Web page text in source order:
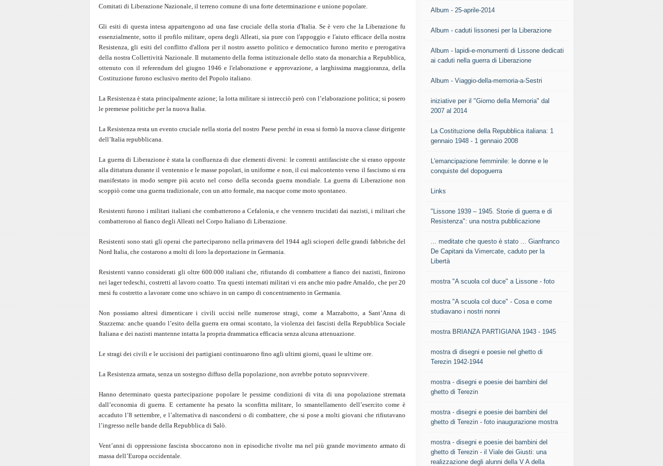
Comitati di Liberazione Nazionale, il terreno comune di una forte determinazione e unione popolare.
Gli esiti di questa intesa appartengono ad una fase cruciale della storia d'Italia. Se è vero che la Liberazione fu
essenzialmente, sotto il profilo militare, opera degli Alleati, sia pure con l'appoggio e l'aiuto efficace della nostra
Resistenza, gli esiti del conflitto d'allora per il nostro assetto politico e democratico furono merito e prerogativa
della nostra Collettività Nazionale. Il mutamento della forma istituzionale dello stato da monarchia a Repubblica,
ottenuto con il referendum del giugno 1946 e l'elaborazione e approvazione, a larghissima maggioranza, della
Costituzione furono esclusivo merito del Popolo italiano.
La Resistenza è stata principalmente azione; la lotta militare si intrecciò però con l’elaborazione politica; si posero
le premesse politiche per la nuova Italia.
La Resistenza resta un evento cruciale nella storia del nostro Paese perché in essa si formò la nuova classe dirigente
dell’Italia repubblicana.
La guerra di Liberazione è stata la confluenza di due elementi diversi: le correnti antifasciste che si erano opposte
alla dittatura durante il ventennio e le masse popolari, in uniforme e non, il cui malcontento verso il fascismo si era
manifestato in modo sempre più acuto nel corso della seconda guerra mondiale. La guerra di Liberazione non
scoppiò come una guerra tradizionale, con un atto formale, ma nacque come moto spontaneo.
Resistenti furono i militari italiani che combatterono a Cefalonia, e che vennero trucidati dai nazisti, i militari che
combatterono al fianco degli Alleati nel Corpo Italiano di Liberazione.
Resistenti sono stati gli operai che parteciparono nella primavera del 1944 agli scioperi delle grandi fabbriche del
Nord Italia, che costarono a molti di loro la deportazione in Germania.
Resistenti vanno considerati gli oltre 600.000 italiani che, rifiutando di combattere a fianco dei nazisti, finirono
nei lager tedeschi, costretti al lavoro coatto. Tra questi internati militari vi era anche mio padre Arnaldo, che per 20
mesi fu costretto a lavorare come uno schiavo in un campo di concentramento in Germania.
Non possiamo altresì dimenticare i civili uccisi nelle numerose stragi, come a Marzabotto, a Sant’Anna di
Stazzema: anche quando l’esito della guerra era ormai scontato, la violenza dei fascisti della Repubblica Sociale
Italiana e dei nazisti mantenne intatta la propria drammatica efficacia senza alcuna attenuazione.
Le stragi dei civili e le uccisioni dei partigiani continuarono fino agli ultimi giorni, quasi le ultime ore.
La Resistenza armata, senza un sostegno diffuso della popolazione, non avrebbe potuto sopravvivere.
Hanno determinato questa partecipazione popolare le pessime condizioni di vita di una popolazione stremata
dall’economia di guerra. E certamente ha pesato la sconfitta militare, lo smantellamento dell’esercito come è
accaduto l’8 settembre, e l’alternativa di nascondersi o di combattere, che si pose a molti giovani che rifiutavano
l’ingresso nelle bande della Repubblica di Salò.
Vent’anni di oppressione fascista sboccarono non in episodiche rivolte ma nel più grande movimento armato di
massa dell’Europa occidentale.
Album - 25-aprile-2014
Album - caduti lissonesi per la Liberazione
Album - lapidi-e-monumenti di Lissone dedicati
ai caduti nella guerra di Liberazione
Album - Viaggio-della-memoria-a-Sestri
iniziative per il "Giorno della Memoria" dal
2007 al 2014
La Costituzione della Repubblica italiana: 1
gennaio 1948 - 1 gennaio 2008
L'emancipazione femminile: le donne e le
conquiste del dopoguerra
Links
"Lissone 1939 – 1945. Storie di guerra e di
Resistenza": una nostra pubblicazione
... meditate che questo è stato ... Gianfranco
De Capitani da Vimercate, caduto per la
Libertà
mostra "A scuola col duce" a Lissone - foto
mostra "A scuola col duce" - Cosa e come
studiavano i nostri nonni
mostra BRIANZA PARTIGIANA 1943 - 1945
mostra di disegni e poesie nel ghetto di
Terezin 1942-1944
mostra - disegni e poesie dei bambini del
ghetto di Terezin
mostra - disegni e poesie dei bambini del
ghetto di Terezin - foto inaugurazione mostra
mostra - disegni e poesie dei bambini del
ghetto di Terezin - il Viale dei Giusti: una
realizzazione degli alunni della V A della